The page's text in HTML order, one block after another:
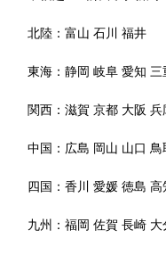
北陸：富山 石川 福井
東海：静岡 岐阜 愛知 三
関西：滋賀 京都 大阪 兵
中国： 広島 岡山 山口 鳥
四国：香川 愛媛 徳島 高
九州：福岡 佐賀 長崎 大